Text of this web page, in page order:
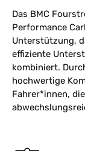
Das BMC
Performance
Unterstützung,
effiziente
kombiniert.
hochwertige
Fahrer*innen,